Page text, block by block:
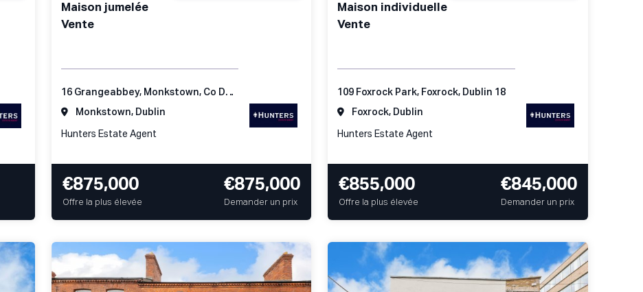
Maison jumelée
Vente
16 Grangeabbey, Monkstown, Co Dublin
Monkstown, Dublin
Hunters Estate Agent
€875,000
Offre la plus élevée
€875,000
Demander un prix
Maison individuelle
Vente
109 Foxrock Park, Foxrock, Dublin 18
Foxrock, Dublin
Hunters Estate Agent
€855,000
Offre la plus élevée
€845,000
Demander un prix